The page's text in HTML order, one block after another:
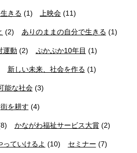
きる (1) 上映会 (11)
(2) ありのままの自分で生きる (1)
運動 (2) ぷかぷか10年目 (1)
新しい未来、社会を作る (1)
能な社会(3)
街を耕す (4)
かながわ福祉サービス大賞(2)
ていけるよ (10) セミナー (7)